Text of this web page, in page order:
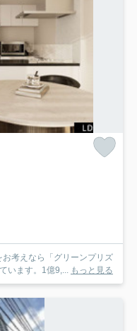
考えなら「グリーンプリズ
います。1億9,... もっと見る